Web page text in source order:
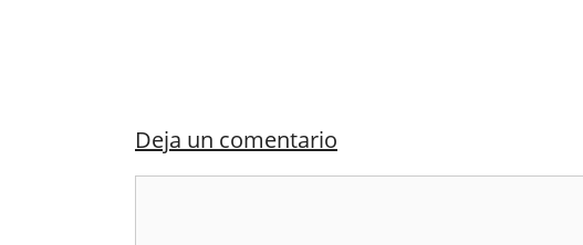
Deja un comentario